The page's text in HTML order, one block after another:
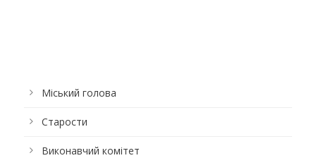
Міський голова
Старости
Виконавчий комітет